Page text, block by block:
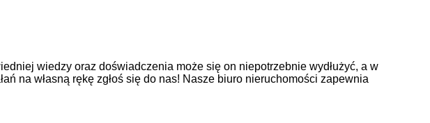
wiedzy oraz doświadczenia może się on niepotrzebnie wydłużyć, a w
na własną rękę zgłoś się do nas! Nasze biuro nieruchomości zapewnia